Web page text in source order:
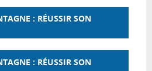
: RÉUSSIR SON
: RÉUSSIR SON